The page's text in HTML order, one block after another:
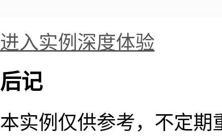
进入实例深度体验
后记
本实例仅供参考，不定期